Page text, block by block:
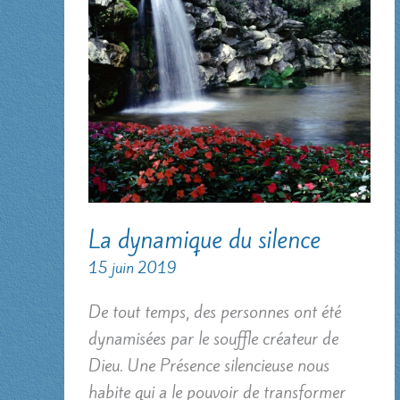
La dynamique du silence
15 juin 2019
De tout temps, des personnes ont été
dynamisées par le souffle créateur de
Dieu. Une Présence silencieuse nous
habite qui a le pouvoir de transformer